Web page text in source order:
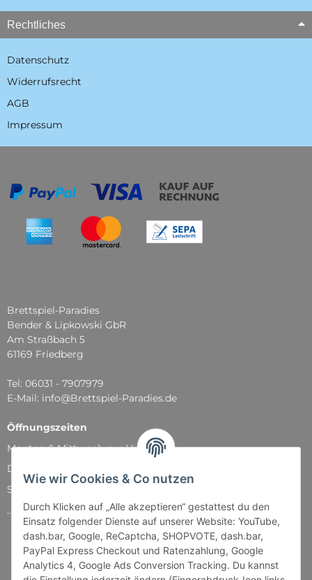
Wie wir Cookies & Co nutzen
Durch Klicken auf „Alle akzeptieren“ gestattest du den
Einsatz folgender Dienste auf unserer Website: YouTube,
dash.bar, Google, ReCaptcha, SHOPVOTE, dash.bar,
PayPal Express Checkout und Ratenzahlung, Google
Analytics 4, Google Ads Conversion Tracking. Du kannst
Rechtliches
Datenschutz
Widerrufsrecht
AGB
Impressum
Brettspiel-Paradies
Bender & Lipkowski GbR
Am Straßbach 5
61169 Friedberg
Tel: 06031 - 7907979
E-Mail: info@Brettspiel-Paradies.de
Öffnungszeiten
Montag & Mittwoch nur Versand
Dienstag, Donnerstag und Freitag: 11:00 - 18:30 Uhr
Samstag: 11:00 - 14:00 Uhr
...und natürlich während unserer Events